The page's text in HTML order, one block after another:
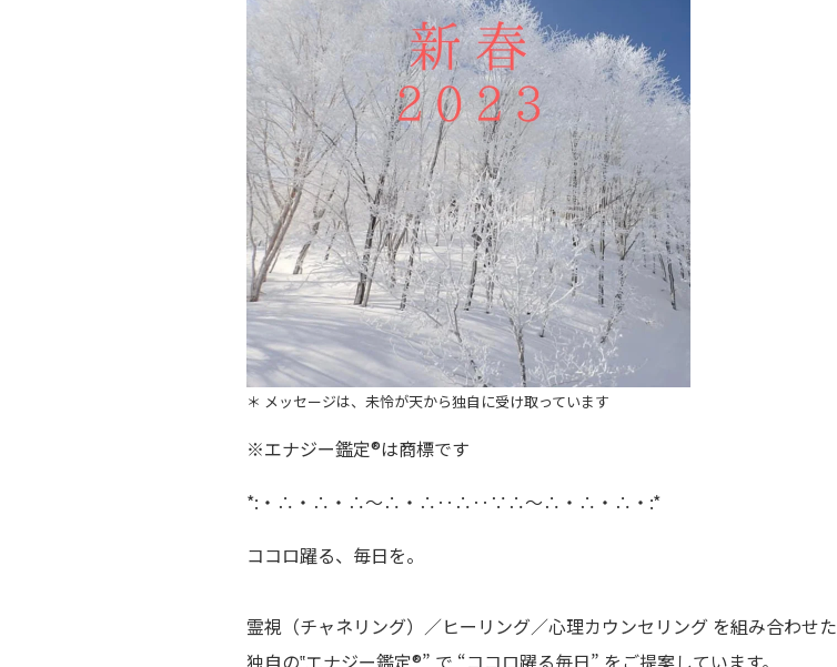
＊ メッセージは、未怜が天から独自に受け取っています
※エナジー鑑定®は商標です
*:・∴・∴・∴～∴・∴‥∴‥∵∴～∴・∴・∴・:*
ココロ躍る、毎日を。
霊視（チャネリング）／ヒーリング／心理カウンセリング を組み合わせた